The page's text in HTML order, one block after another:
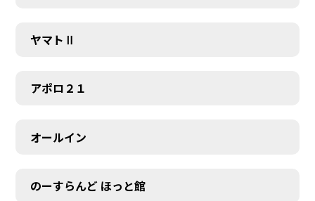
ヤマトⅡ
アポロ２１
オールイン
のーすらんど ほっと館